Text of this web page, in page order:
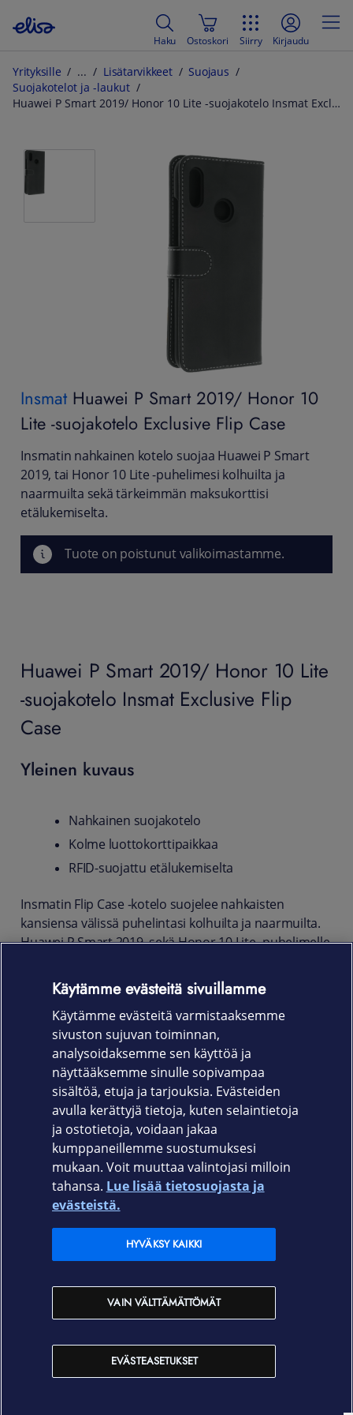
Haku Ostoskori Siirry Kirjaudu
Yrityksille Lisätarvikkeet
Suojaus
Suojakotelot ja -laukut
Huawei P Smart 2019/ Honor 10 Lite -suojakotelo Insmat Exclusive Flip Case
Insmat Huawei P Smart 2019/ Honor 10
Lite -suojakotelo Exclusive Flip Case
Insmatin nahkainen kotelo suojaa Huawei P Smart
2019, tai Honor 10 Lite -puhelimesi kolhuilta ja
naarmuilta sekä tärkeimmän maksukorttisi
etälukemiselta.
Tuote on poistunut valikoimastamme.
Huawei P Smart 2019/ Honor 10 Lite
-suojakotelo Insmat Exclusive Flip
Case
Yleinen kuvaus
Nahkainen suojakotelo
Kolme luottokorttipaikkaa
RFID-suojattu etälukemiselta
Insmatin Flip Case -kotelo suojelee nahkaisten
kansiensa välissä puhelintasi kolhuilta ja naarmuilta.
Huawei P Smart 2019, sekä Honor 10 Lite -puhelimelle
luottokortit ja pikkulappuset - ekstraturvallisesti.
Korttipaikat on nimittäin RFID-suojattu
etälukemiselta.
Tuotekoodi
650-2721
Elisa.fi
Elisan myymälät
Käytämme evästeitä sivuillamme
Käytämme evästeitä varmistaaksemme
sivuston sujuvan toiminnan,
analysoidaksemme sen käyttöä ja
näyttääksemme sinulle sopivampaa
sisältöä, etuja ja tarjouksia. Evästeiden
avulla kerättyjä tietoja, kuten selaintietoja
ja ostotietoja, voidaan jakaa
kumppaneillemme suostumuksesi
mukaan. Voit muuttaa valintojasi milloin
tahansa. Lue lisää tietosuojasta ja
evästeistä.
EVÄSTEASETUKSET
VAIN VÄLTTÄMÄTTÖMÄT
HYVÄKSY KAIKKI